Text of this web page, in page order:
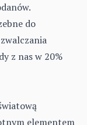
do
z nas w 20%
elementem